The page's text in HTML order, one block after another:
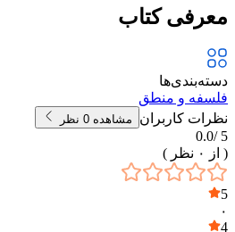
معرفی کتاب
دسته‌بندی‌ها
فلسفه و منطق
نظرات کاربران
مشاهده 0 نظر
5 /
0.0
( از
۰ نظر )
5
۰
4